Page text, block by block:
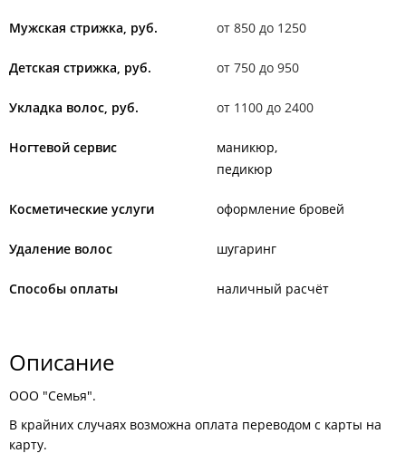
Мужская стрижка, руб. от 850 до 1250
Детская стрижка, руб. от 750 до 950
Укладка волос, руб. от 1100 до 2400
Ногтевой сервис
маникюр
педикюр
Косметические услуги оформление бровей
Удаление волос шугаринг
Способы оплаты наличный расчёт
Описание
ООО "Семья".
В крайних случаях возможна оплата переводом с карты на
карту.